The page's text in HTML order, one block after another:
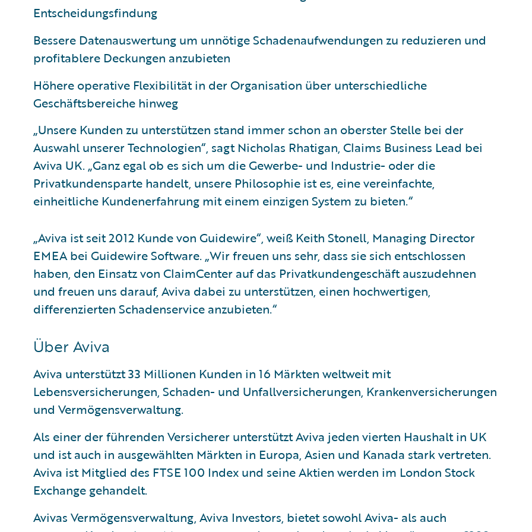
Entscheidungsfindung
Bessere Datenauswertung um unnötige Schadenaufwendungen zu reduzieren und
profitablere Deckungen anzubieten
Höhere operative Flexibilität in der Organisation über unterschiedliche
Geschäftsbereiche hinweg
„Unsere Kunden zu unterstützen stand immer schon an oberster Stelle bei der
Auswahl unserer Technologien“, sagt Nicholas Rhatigan, Claims Business Lead bei
Aviva UK. „Ganz egal ob es sich um die Gewerbe- und Industrie- oder die
Privatkundensparte handelt, unsere Philosophie ist es, eine vereinfachte,
einheitliche Kundenerfahrung mit einem einzigen System zu bieten.“
„Aviva ist seit 2012 Kunde von Guidewire“, weiß Keith Stonell, Managing Director
EMEA bei Guidewire Software. „Wir freuen uns sehr, dass sie sich entschlossen
haben, den Einsatz von ClaimCenter auf das Privatkundengeschäft auszudehnen
und freuen uns darauf, Aviva dabei zu unterstützen, einen hochwertigen,
differenzierten Schadenservice anzubieten.“
Über Aviva
Aviva unterstützt 33 Millionen Kunden in 16 Märkten weltweit mit
Lebensversicherungen, Schaden- und Unfallversicherungen, Krankenversicherungen
und Vermögensverwaltung.
Als einer der führenden Versicherer unterstützt Aviva jeden vierten Haushalt in UK
und ist auch in ausgewählten Märkten in Europa, Asien und Kanada stark vertreten.
Aviva ist Mitglied des FTSE 100 Index und seine Aktien werden im London Stock
Exchange gehandelt.
Avivas Vermögensverwaltung, Aviva Investors, bietet sowohl Aviva- als auch